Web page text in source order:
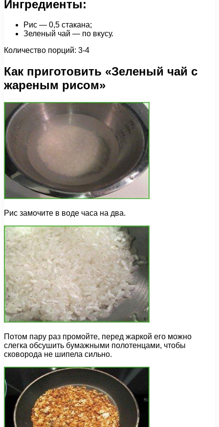
Ингредиенты:
Рис — 0,5 стакана;
Зеленый чай — по вкусу.
Количество порций: 3-4
Как приготовить «Зеленый чай с
жареным рисом»
Рис замочите в воде часа на два.
Потом пару раз промойте, перед жаркой его можно
слегка обсушить бумажными полотенцами, чтобы
сковорода не шипела сильно.